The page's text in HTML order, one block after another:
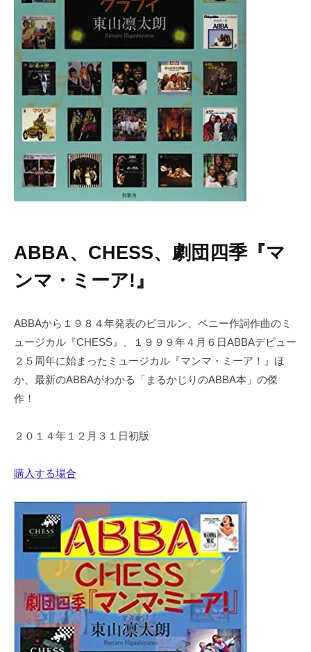
ABBA、CHESS、劇団四季『マ
ンマ・ミーア!』
ABBAから１９８４年発表のビヨルン、ベニー作詞作曲のミ
ュージカル『CHESS』、１９９９年４月６日ABBAデビュー
２５周年に始まったミュージカル『マンマ・ミーア！』ほ
か、最新のABBAがわかる「まるかじりのABBA本」の傑
作！
２０１４年１２月３１日初版
購入する場合